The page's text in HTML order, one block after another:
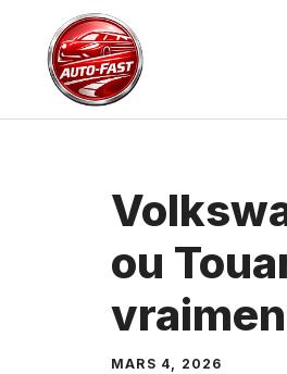
contenu
ou
MARS 4, 2026